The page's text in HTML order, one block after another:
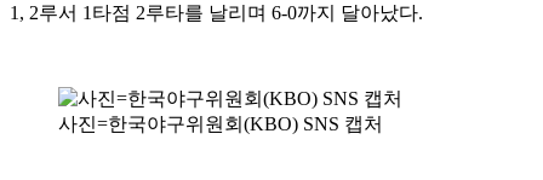
1, 2루서 1타점 2루타를 날리며 6-0까지 달아났다.
사진=한국야구위원회(KBO) SNS 캡처